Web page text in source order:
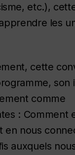
etc.),
les
cette
son
comme
: Comment
en nous
auxquels